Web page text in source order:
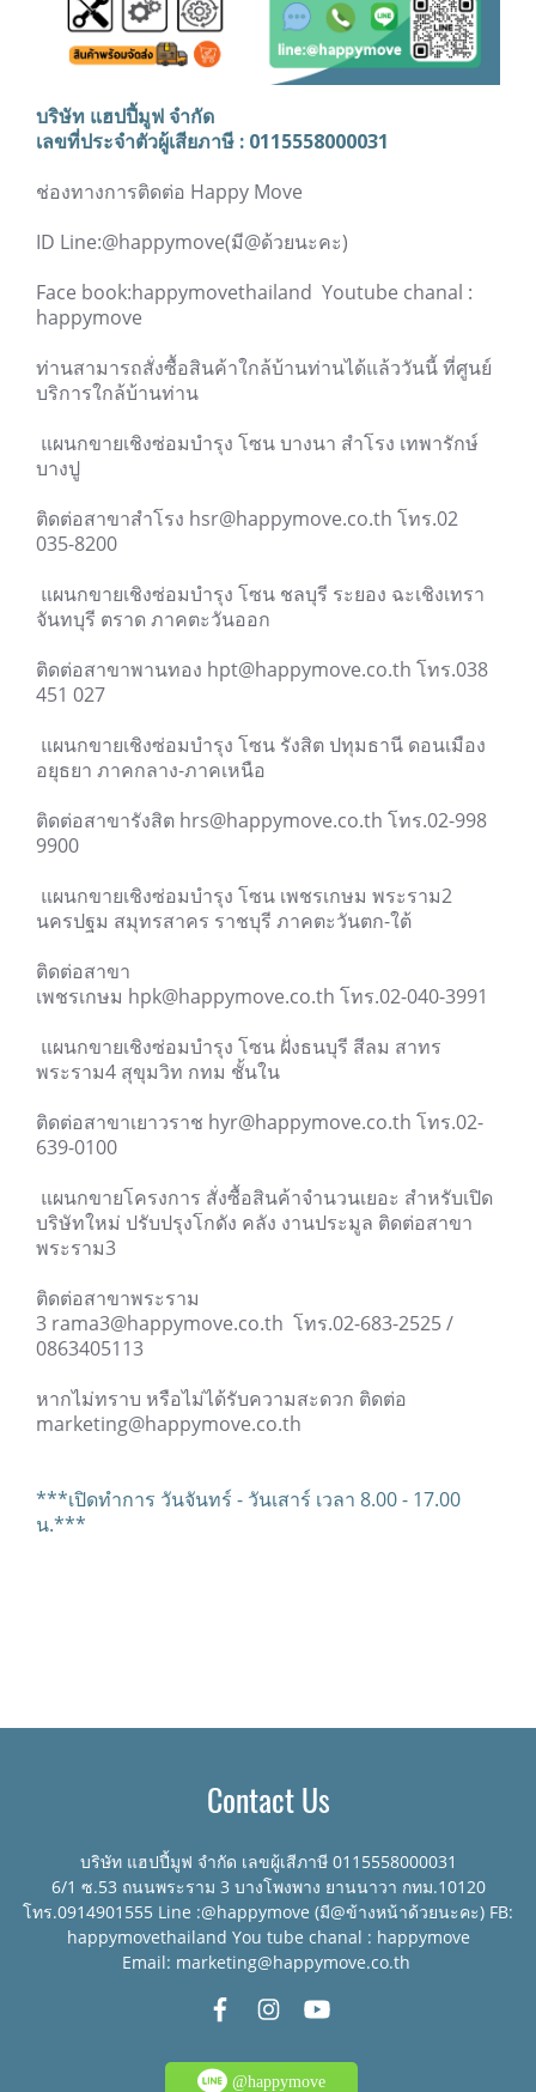
บริษัท แฮปปี้มูฟ จำกัด
เลขที่ประจำตัวผู้เสียภาษี : 0115558000031
ช่องทางการติดต่อ Happy Move
ID Line:@happymove(มี@ด้วยนะคะ)
Face book:happymovethailand Youtube chanal :
happymove
ท่านสามารถสั่งซื้อสินค้าใกล้บ้านท่านได้แล้ววันนี้ ที่ศูนย์
บริการใกล้บ้านท่าน
แผนกขายเชิงซ่อมบำรุง โซน บางนา สำโรง เทพารักษ์
บางปู
ติดต่อสาขาสำโรง hsr@happymove.co.th โทร.02
035-8200
แผนกขายเชิงซ่อมบำรุง โซน ชลบุรี ระยอง ฉะเชิงเทรา
จันทบุรี ตราด ภาคตะวันออก
ติดต่อสาขาพานทอง hpt@happymove.co.th โทร.038
451 027
แผนกขายเชิงซ่อมบำรุง โซน รังสิต ปทุมธานี ดอนเมือง
อยุธยา ภาคกลาง-ภาคเหนือ
ติดต่อสาขารังสิต hrs@happymove.co.th โทร.02-998
9900
แผนกขายเชิงซ่อมบำรุง โซน เพชรเกษม พระราม2
นครปฐม สมุทรสาคร ราชบุรี ภาคตะวันตก-ใต้
ติดต่อสาขา
เพชรเกษม hpk@happymove.co.th โทร.02-040-3991
แผนกขายเชิงซ่อมบำรุง โซน ฝั่งธนบุรี สีลม สาทร
พระราม4 สุขุมวิท กทม ชั้นใน
ติดต่อสาขาเยาวราช hyr@happymove.co.th โทร.02-
639-0100
แผนกขายโครงการ สั่งซื้อสินค้าจำนวนเยอะ สำหรับเปิด
บริษัทใหม่ ปรับปรุงโกดัง คลัง งานประมูล ติดต่อสาขา
พระราม3
ติดต่อสาขาพระราม
3 rama3@happymove.co.th โทร.02-683-2525 /
0863405113
หากไม่ทราบ หรือไม่ได้รับความสะดวก ติดต่อ
marketing@happymove.co.th
***เปิดทำการ วันจันทร์ - วันเสาร์ เวลา 8.00 - 17.00
น.***
Contact Us
บริษัท แฮปปี้มูฟ จำกัด เลขผู้เสีภาษี 0115558000031
6/1 ซ.53 ถนนพระราม 3 บางโพงพาง ยานนาวา กทม.10120
โทร.0914901555 Line :@happymove (มี@ข้างหน้าด้วยนะคะ) FB:
happymovethailand You tube chanal : happymove
Email: marketing@happymove.co.th
@happymove